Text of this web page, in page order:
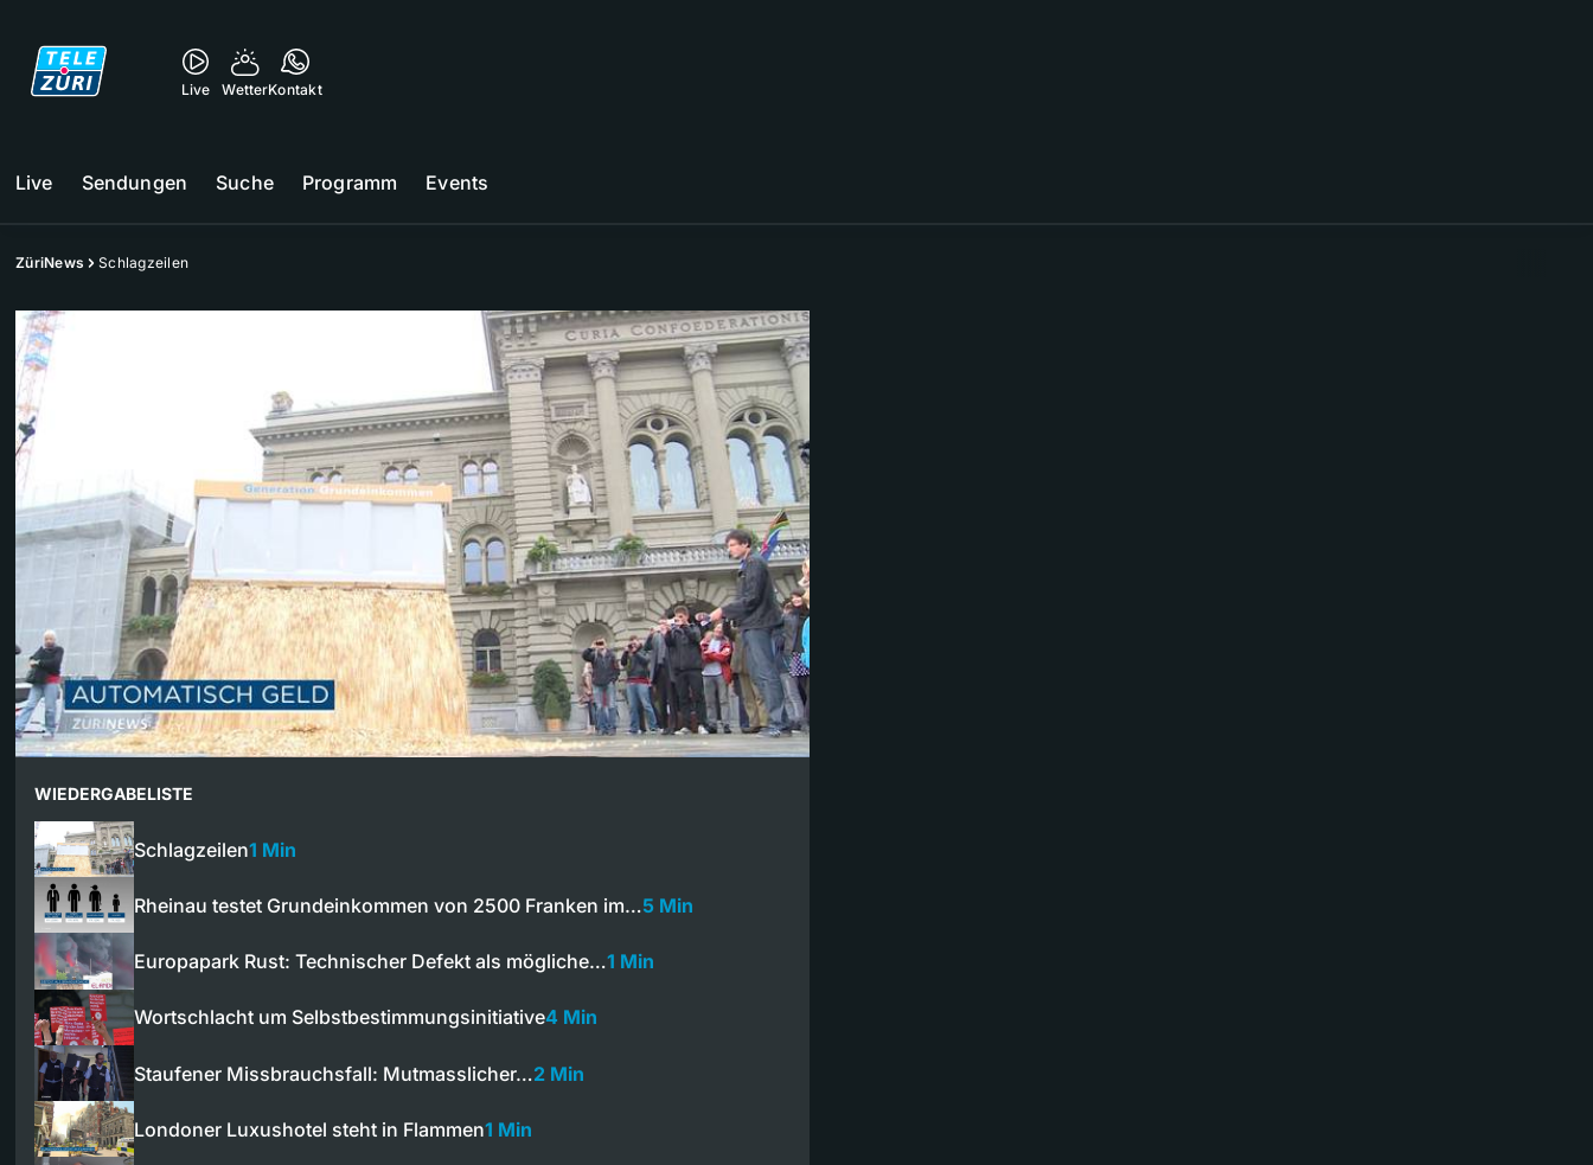
Live WetterKontakt
Live Sendungen Suche Programm Events
ZüriNews Schlagzeilen
WIEDERGABELISTE
Schlagzeilen1 Min
Rheinau testet Grundeinkommen von 2500 Franken im…5 Min
Europapark Rust: Technischer Defekt als mögliche…1 Min
Wortschlacht um Selbstbestimmungsinitiative4 Min
Staufener Missbrauchsfall: Mutmasslicher…2 Min
Londoner Luxushotel steht in Flammen1 Min